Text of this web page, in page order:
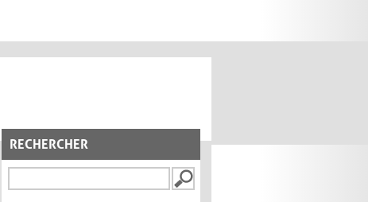
RECHERCHER